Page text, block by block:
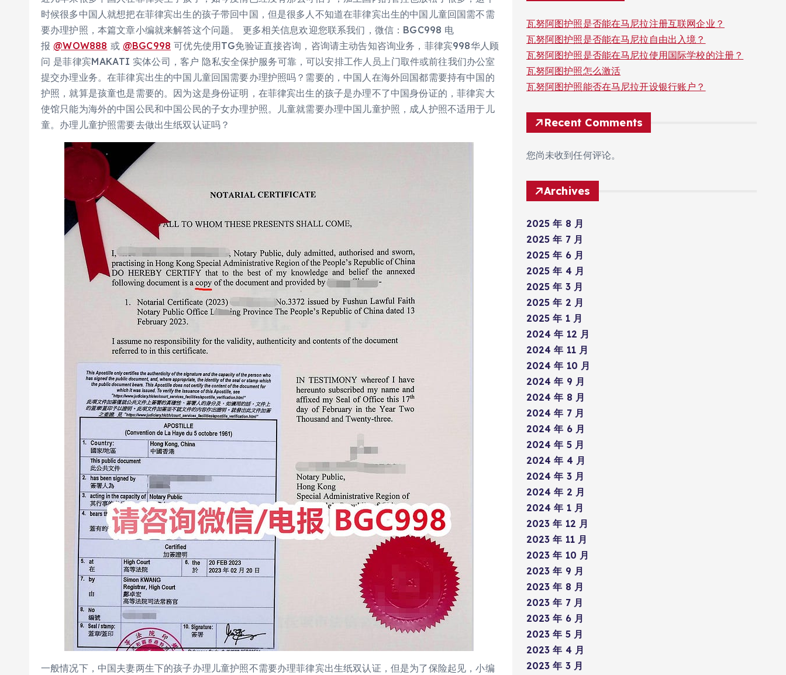
时候很多中国人就想把在菲律宾出生的孩子带回中国，但是很多人不知道在菲律宾出生的中国儿童回国需不需
要办理护照，本篇文章小编就来解答这个问题。 更多相关信息欢迎您联系我们，微信：BGC998 电
报@WOW888 或 @BGC998 可优先使用TG免验证直接咨询，咨询请主动告知咨询业务，菲律宾998华人顾
问 是菲律宾MAKATI 实体公司，客户 隐私安全保护服务可靠，可以安排工作人员上门取件或前往我们办公室
提交办理业务。在菲律宾出生的中国儿童回国需要办理护照吗？需要的，中国人在海外回国都需要持有中国的
护照，就算是孩童也是需要的。因为这是身份证明，在菲律宾出生的孩子是办理不了中国身份证的，菲律宾大
使馆只能为海外的中国公民和中国公民的子女办理护照。儿童就需要办理中国儿童护照，成人护照不适用于儿
童。办理儿童护照需要去做出生纸双认证吗？
一般情况下，中国夫妻两生下的孩子办理儿童护照不需要办理菲律宾出生纸双认证，但是为了保险起见，小编
瓦努阿图护照是否能在马尼拉注册互联网企业？
瓦努阿图护照是否能在马尼拉自由出入境？
瓦努阿图护照是否能在马尼拉使用国际学校的注册？
瓦努阿图护照怎么激活
瓦努阿图护照能否在马尼拉开设银行账户？
Recent Comments
您尚未收到任何评论。
Archives
2025 年 8 月
2025 年 7 月
2025 年 6 月
2025 年 4 月
2025 年 3 月
2025 年 2 月
2025 年 1 月
2024 年 12 月
2024 年 11 月
2024 年 10 月
2024 年 9 月
2024 年 8 月
2024 年 7 月
2024 年 6 月
2024 年 5 月
2024 年 4 月
2024 年 3 月
2024 年 2 月
2024 年 1 月
2023 年 12 月
2023 年 11 月
2023 年 10 月
2023 年 9 月
2023 年 8 月
2023 年 7 月
2023 年 6 月
2023 年 5 月
2023 年 4 月
2023 年 3 月